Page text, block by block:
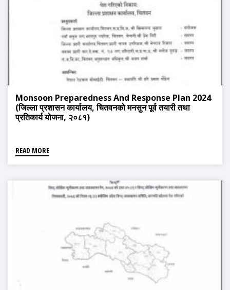
Monsoon Preparedness And Response Plan 2024
(जिल्ला प्रशासन कार्यालय, चितवनको मनसुन पूर्व तयारी तथा
प्रतिकार्य योजना, २०८१)
READ MORE